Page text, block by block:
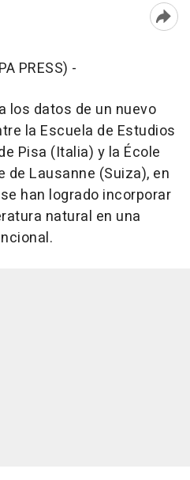
PRESS) -
los datos de un nuevo
la Escuela de Estudios
Pisa (Italia) y la École
de Lausanne (Suiza), en
han logrado incorporar
natural en una